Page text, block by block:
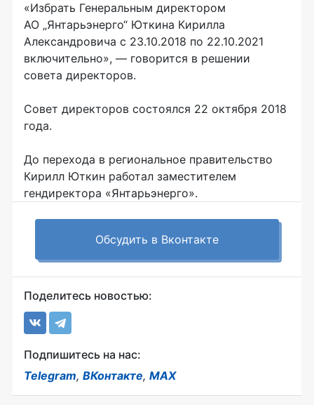
«Избрать Генеральным директором
АО „Янтарьэнерго“ Юткина Кирилла
Александровича с 23.10.2018 по 22.10.2021
включительно», — говорится в решении
совета директоров.
Совет директоров состоялся 22 октября 2018
года.
До перехода в региональное правительство
Кирилл Юткин работал заместителем
гендиректора «Янтарьэнерго».
Обсудить в Вконтакте
Поделитесь новостью:
Подпишитесь на нас:
Telegram, ВКонтакте, MAX